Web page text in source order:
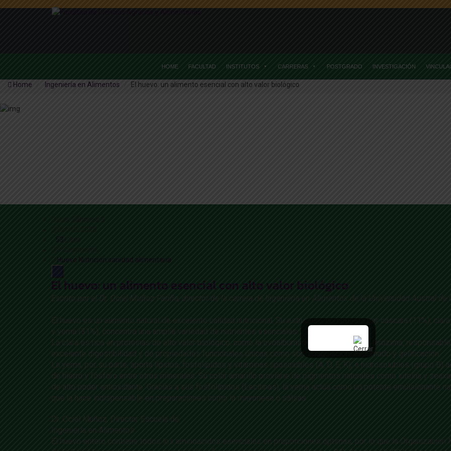
HOME FACULTAD INSTITUTOS CARRERAS POSTGRADO INVESTIGACIÓN
Home Ingeniería en Alimentos El huevo: un alimento esencial con alto valor biológico
53
Huevo Nutrición sanidad alimentaria
El huevo: un alimento esencial con alto valor biológico
Escrito por el Dr. Ociel Muñoz Fariña, director de la carrera de Ingeniería en Alimentos de la Universidad Austral de
El huevo es un alimento natural de excelente calidad nutricional. Su estructura, compuesta por cáscara (11%), clara
y yema (31%), concentra una amplia variedad de nutrientes esenciales.
La clara es rica en proteínas de alto valor biológico, como la ovoalbúmina, ovotransferrina y lisozima,
excelente digestibilidad y de propiedades funcionales únicas como son: coagulación, espumado y gelificación.
La yema, por su parte, aporta lípidos, fosfolípidos y vitaminas liposolubles (A, D, E, K), e hidrosolubles (grupo B)
de hierro y fósforo entre otros minerales. Su color amarillo proviene de pigmentos naturales como luteína y
de alto poder antioxidante. Gracias a sus fosfolípidos (Lecitinas), la yema actúa como un potente emulsionante
que la hace indispensable en preparaciones como la mayonesa o salsas.
Dr. Ociel Muñoz, Director Escuela de
Ingeniería en Alimentos
El huevo entero contiene todos los aminoácidos esenciales en proporciones óptimas, por lo que la Organización